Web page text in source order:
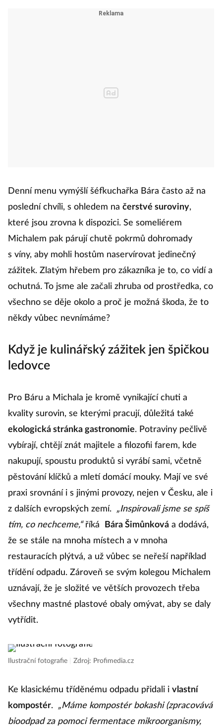
Denní menu vymýšlí šéfkuchařka Bára často až na
poslední chvíli, s ohledem na čerstvé suroviny,
které jsou zrovna k dispozici. Se someliérem
Michalem pak párují chutě pokrmů dohromady
s víny, aby mohli hostům naservírovat jedinečný
zážitek. Zlatým hřebem pro zákazníka je to, co vidí a
ochutná. To jsme ale začali zhruba od prostředka, co
všechno se děje okolo a proč je možná škoda, že to
někdy vůbec nevnímáme?
Když je kulinářský zážitek jen špičkou
ledovce
Pro Báru a Michala je kromě vynikající chuti a
kvality surovin, se kterými pracují, důležitá také
ekologická stránka gastronomie. Potraviny pečlivě
vybírají, chtějí znát majitele a filozofii farem, kde
nakupují, spoustu produktů si vyrábí sami, včetně
pěstování klíčků a mletí domácí mouky. Mají ve své
praxi srovnání i s jinými provozy, nejen v Česku, ale i
z dalších evropských zemí.
„Inspirovali jsme se spíš
tím, co nechceme,“říká Bára Šimůnkováa dodává,
že se stále na mnoha místech a v mnoha
restauracích plýtvá, a už vůbec se neřeší například
třídění odpadu. Zároveň se svým kolegou Michalem
uznávají, že je složité ve větších provozech třeba
všechny mastné plastové obaly omývat, aby se daly
vytřídit.
Ilustrační fotografie Zdroj: Profimedia.cz
Ke klasickému tříděnému odpadu přidali i vlastní
kompostér.
„Máme kompostér bokashi (zpracovává
bioodpad za pomoci fermentace mikroorganismy,